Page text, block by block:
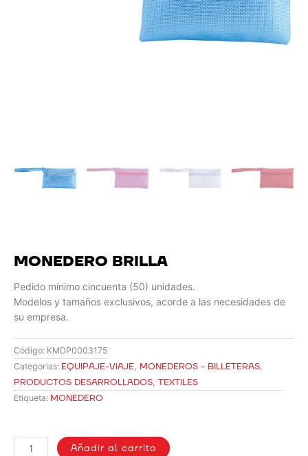
MONEDERO BRILLA
Pedido mínimo cincuenta (50) unidades.
Modelos y tamaños exclusivos, acorde a las necesidades de
su empresa.
Código: KMDP0003175
Categorias: EQUIPAJE-VIAJE, MONEDEROS - BILLETERAS,
PRODUCTOS DESARROLLADOS, TEXTILES
Etiqueta: MONEDERO
BRILLA
Añadir al carrito